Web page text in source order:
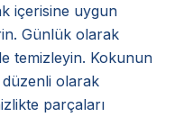
içerisine uygun
Günlük olarak
temizleyin. Kokunun
olarak
parçaları